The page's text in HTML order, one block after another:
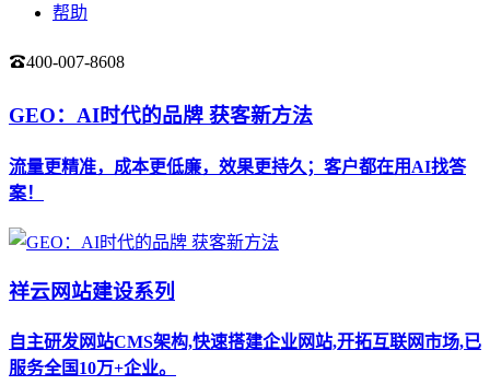
帮助
400-007-8608
GEO：AI时代的品牌 获客新方法
流量更精准，成本更低廉，效果更持久；客户都在用AI找答
案！
祥云网站建设系列
自主研发网站CMS架构,快速搭建企业网站,开拓互联网市场,已
服务全国10万+企业。